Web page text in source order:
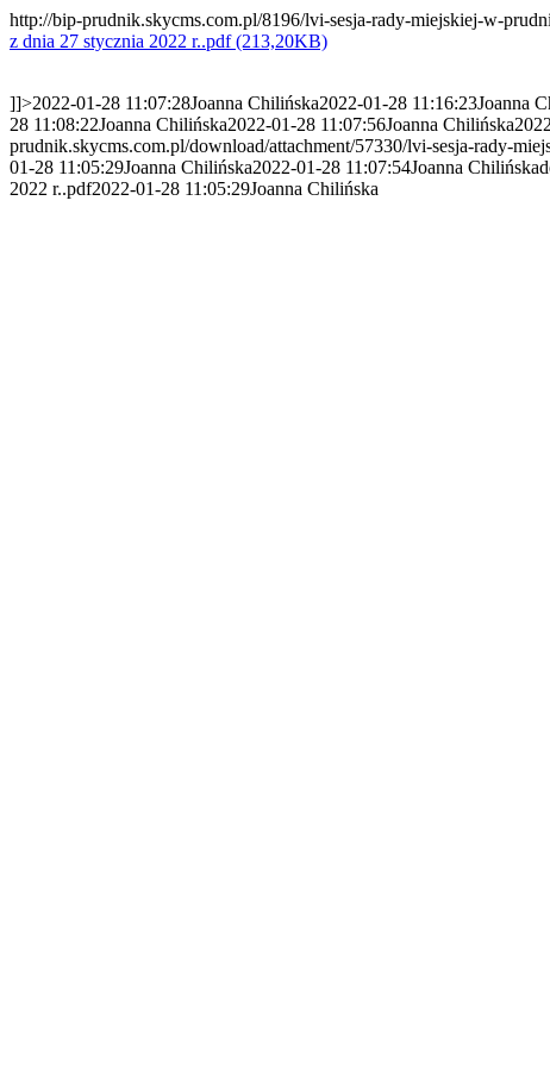
http://bip-prudnik.skycms.com.pl/8196/lvi-sesja-rady-miejskiej-w-
z dnia 27 stycznia 2022 r..pdf (213,20KB)
]]>2022-01-28 11:07:28Joanna Chilińska2022-01-28 11:16:23Joanna
28 11:08:22Joanna Chilińska2022-01-28 11:07:56Joanna Chilińska
prudnik.skycms.com.pl/download/attachment/57330/lvi-sesja-rady-
01-28 11:05:29Joanna Chilińska2022-01-28 11:07:54Joanna Chilińska
2022 r..pdf2022-01-28 11:05:29Joanna Chilińska